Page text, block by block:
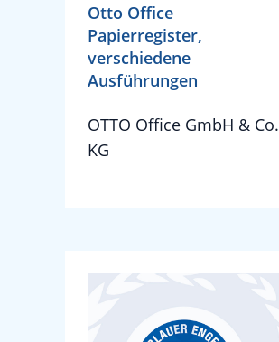
Otto Office
Papierregister,
verschiedene
Ausführungen
OTTO Office GmbH & Co.
KG